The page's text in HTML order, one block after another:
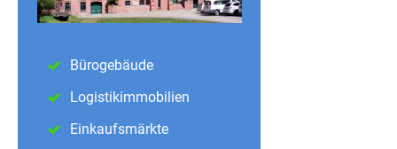
Bürogebäude
Logistikimmobilien
Einkaufsmärkte